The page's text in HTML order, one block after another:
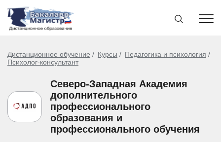
Дистанционное обучение Курсы
Педагогика и психология
Психолог-консультант
Северо-Западная Академия
дополнительного
профессионального
образования и
профессионального обучения